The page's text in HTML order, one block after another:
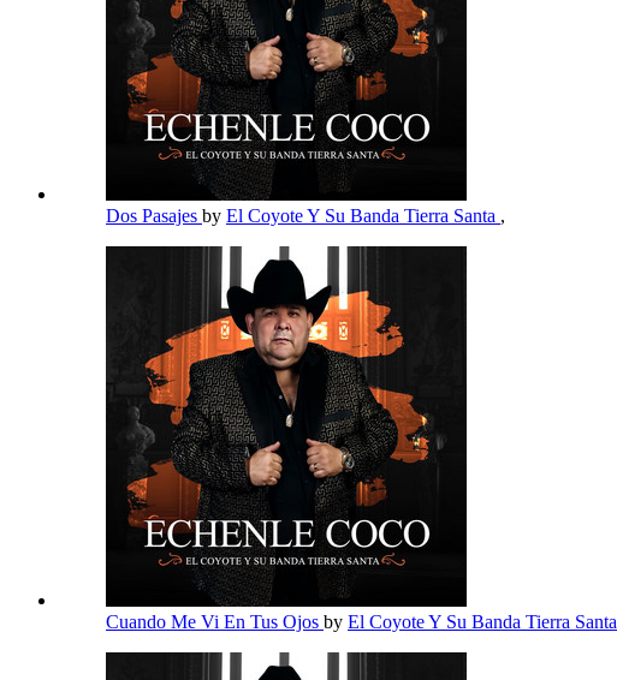
Dos Pasajes by El Coyote Y Su Banda Tierra Santa ,
Cuando Me Vi En Tus Ojos by El Coyote Y Su Banda Tierra Santa